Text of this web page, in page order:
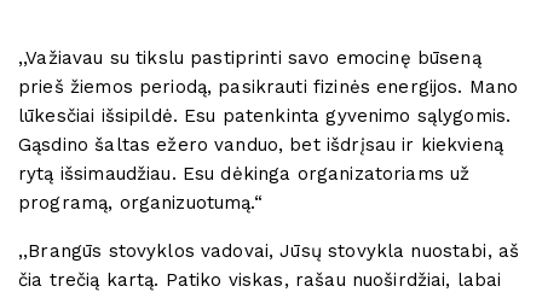
,,Važiavau su tikslu pastiprinti savo emocinę būseną
prieš žiemos periodą, pasikrauti fizinės energijos. Mano
lūkesčiai išsipildė. Esu patenkinta gyvenimo sąlygomis.
Gąsdino šaltas ežero vanduo, bet išdrįsau ir kiekvieną
rytą išsimaudžiau. Esu dėkinga organizatoriams už
programą, organizuotumą.“
,,Brangūs stovyklos vadovai, Jūsų stovykla nuostabi, aš
čia trečią kartą. Patiko viskas, rašau nuoširdžiai, labai